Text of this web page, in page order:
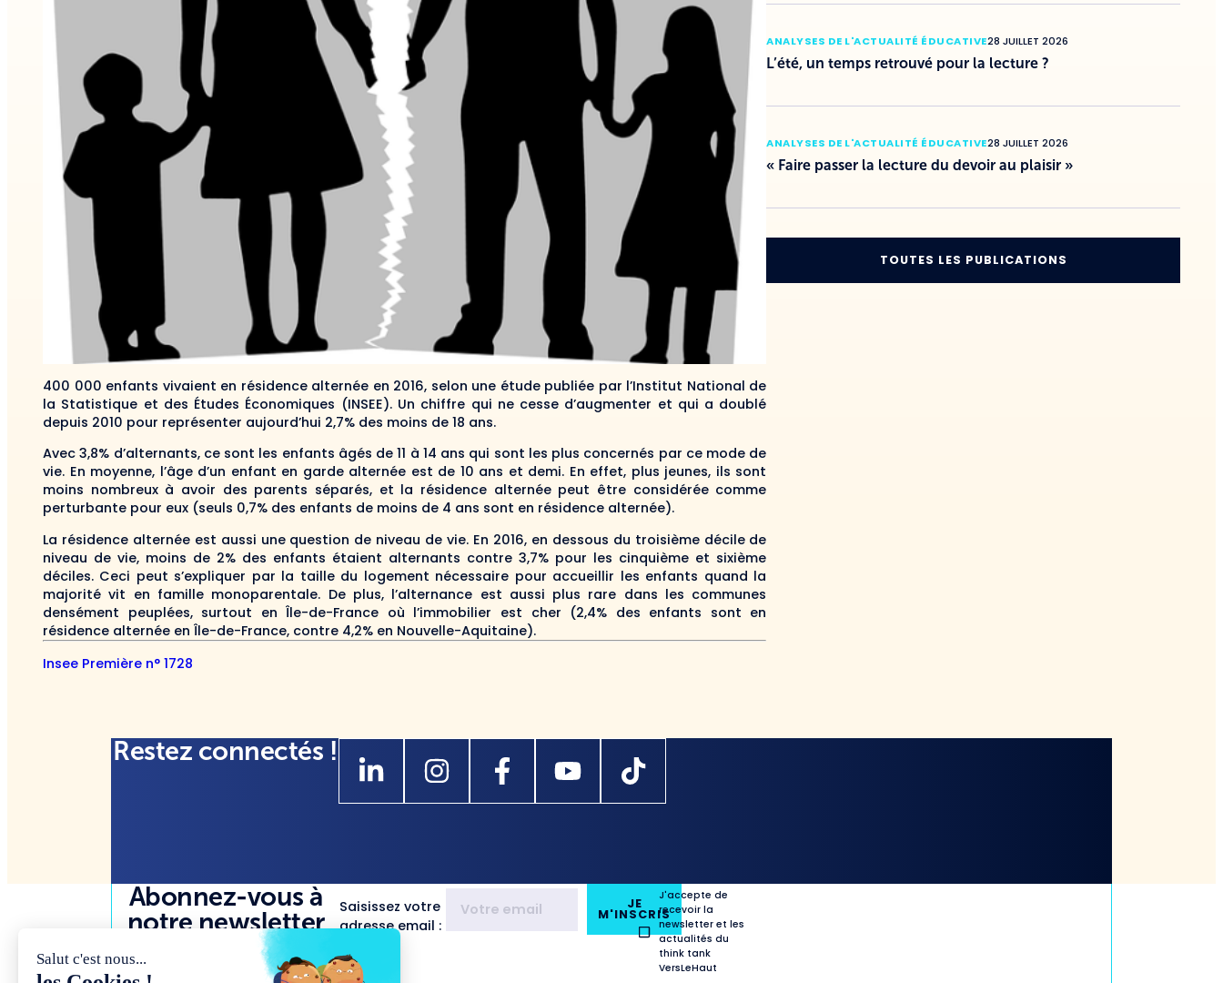
400 000 enfants vivaient en résidence alternée en 2016, selon une étude publiée par l’Institut National de
la Statistique et des Études Économiques (INSEE). Un chiffre qui ne cesse d’augmenter et qui a doublé
depuis 2010 pour représenter aujourd’hui 2,7% des moins de 18 ans.
Avec 3,8% d’alternants, ce sont les enfants âgés de 11 à 14 ans qui sont les plus concernés par ce mode de
vie. En moyenne, l’âge d’un enfant en garde alternée est de 10 ans et demi. En effet, plus jeunes, ils sont
moins nombreux à avoir des parents séparés, et la résidence alternée peut être considérée comme
perturbante pour eux (seuls 0,7% des enfants de moins de 4 ans sont en résidence alternée).
La résidence alternée est aussi une question de niveau de vie. En 2016, en dessous du troisième décile de
niveau de vie, moins de 2% des enfants étaient alternants contre 3,7% pour les cinquième et sixième
déciles. Ceci peut s’expliquer par la taille du logement nécessaire pour accueillir les enfants quand la
majorité vit en famille monoparentale. De plus, l’alternance est aussi plus rare dans les communes
densément peuplées, surtout en Île-de-France où l’immobilier est cher (2,4% des enfants sont en
résidence alternée en Île-de-France, contre 4,2% en Nouvelle-Aquitaine).
Insee Première n° 1728
ANALYSES DE L'ACTUALITÉ ÉDUCATIVE28 JUILLET 2026
L’été, un temps retrouvé pour la lecture ?
ANALYSES DE L'ACTUALITÉ ÉDUCATIVE28 JUILLET 2026
« Faire passer la lecture du devoir au plaisir »
TOUTES LES PUBLICATIONS
Restez connectés !
Abonnez-vous à
notre newsletter
Saisissez votre
adresse email :
JE
M'INSCRIS
J'accepte de
recevoir la
newsletter et les
actualités du
think tank
VersLeHaut